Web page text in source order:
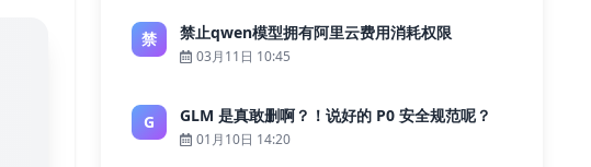
禁 禁止qwen模型拥有阿里云费用消耗权限
03月11日 10:45
G GLM 是真敢删啊？！说好的 P0 安全规范呢？
01月10日 14:20